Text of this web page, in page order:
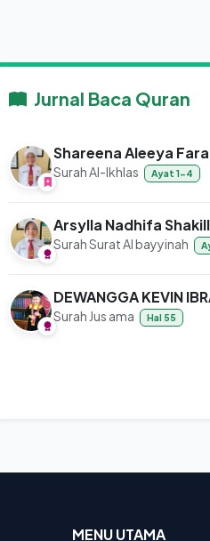
Jurnal Baca Quran
Shareena Aleeya
Surah Al-Ikhlas Ayat 1-4
Arsylla Nadhifa
Surah Surat Al bayyinah
DEWANGGA KEVIN
Surah Jus ama Hal 55
MENU UTAMA